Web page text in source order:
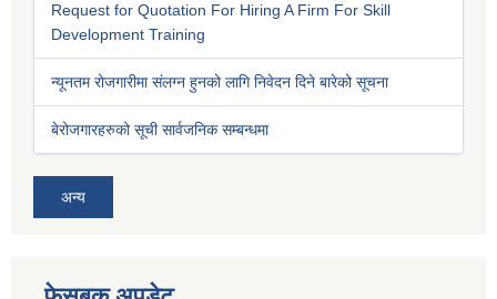
Request for Quotation For Hiring A Firm For Skill
Development Training
न्यूनतम रोजगारीमा संलग्न हुनको लागि निवेदन दिने बारेको सूचना
बेरोजगारहरुको सूची सार्वजनिक सम्बन्धमा
अन्य